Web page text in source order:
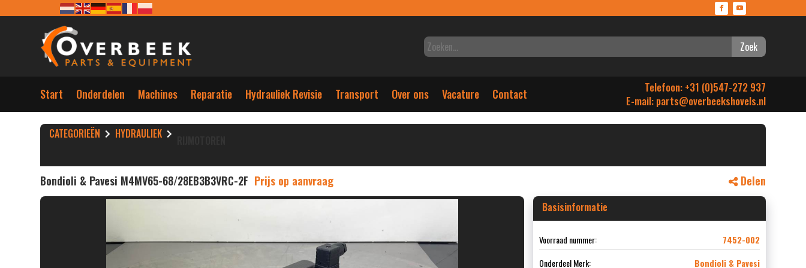
Zoek
Start Onderdelen Machines Reparatie Hydrauliek Revisie Transport Over ons Vacature Contact
Telefoon: +31 (0)547-272 937
E-mail: parts@overbeekshovels.nl
CATEGORIEËN HYDRAULIEK
Bondioli & Pavesi M4MV65-68/28EB3B3VRC-2F Prijs op aanvraag Delen
Basisinformatie
Voorraad nummer:
7452-002
Onderdeel Merk:
Bondioli & Pavesi